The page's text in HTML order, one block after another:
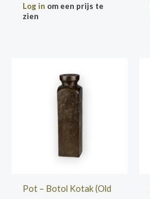
Log in om een prijs te
zien
Pot – Botol Kotak (Old